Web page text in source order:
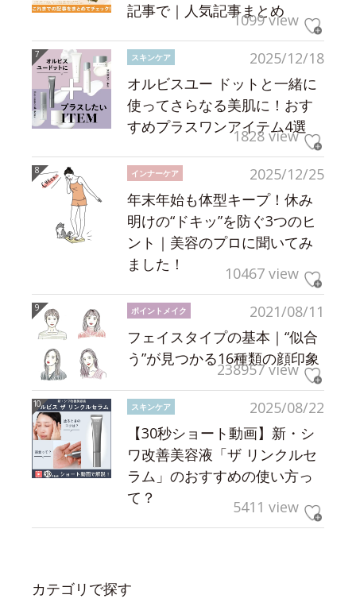
記事で｜人気記事まとめ
1099 view
2025/12/18
スキンケア
オルビスユー ドットと一緒に
使ってさらなる美肌に！おす
すめプラスワンアイテム4選
1828 view
2025/12/25
インナーケア
年末年始も体型キープ！休み
明けの“ドキッ”を防ぐ3つのヒ
ント｜美容のプロに聞いてみ
ました！
10467 view
2021/08/11
ポイントメイク
フェイスタイプの基本｜“似合
う”が見つかる16種類の顔印象
238957 view
2025/08/22
スキンケア
【30秒ショート動画】新・シ
ワ改善美容液「ザ リンクルセ
ラム」のおすすめの使い方っ
て？
5411 view
カテゴリで探す